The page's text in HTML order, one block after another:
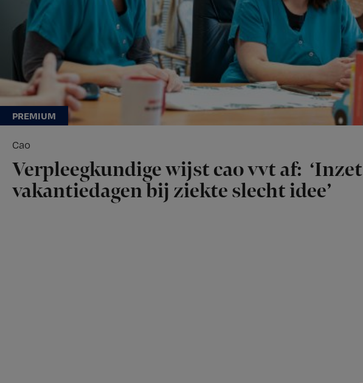
Cao
Verpleegkundige wijst cao vvt af: ‘Inzet
vakantiedagen bij ziekte slecht idee’